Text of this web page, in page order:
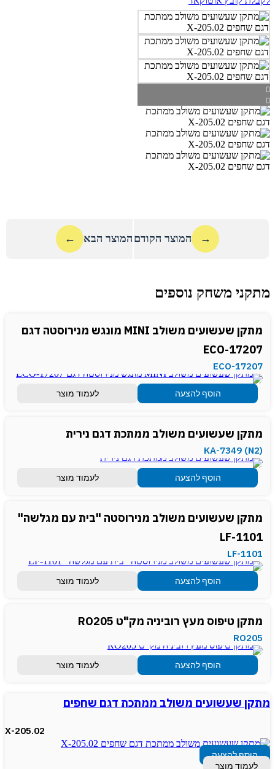
→ המוצר הקודם המוצר הבא ←
מתקני משחק נוספים
מתקן שעשועים משולב MINI מונגש מנירוסטה דגם
ECO-17207
ECO-17207
הוסף להצעה לעמוד מוצר
מתקן שעשועים משולב ממתכת דגם נירית
(KA-7349 (N2
הוסף להצעה לעמוד מוצר
מתקן שעשועים משולב מנירוסטה "בית עם מגלשה"
LF-1101
LF-1101
הוסף להצעה לעמוד מוצר
מתקן טיפוס מעץ רוביניה מק"ט RO205
RO205
הוסף להצעה לעמוד מוצר
מתקן שעשועים משולב ממתכת דגם שחפים
X-205.02
הוסף להצעה
לעמוד מוצר